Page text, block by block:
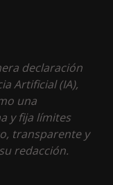
declaración
Artificial (IA),
una
y fija límites
transparente y
redacción.